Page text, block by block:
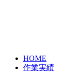
HOME
作業実績